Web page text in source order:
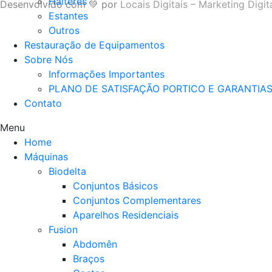
Estantes
Outros
Restauração de Equipamentos
Sobre Nós
Informações Importantes
PLANO DE SATISFAÇÃO PORTICO E GARANTIAS
Contato
Menu
Home
Máquinas
Biodelta
Conjuntos Básicos
Conjuntos Complementares
Aparelhos Residenciais
Fusion
Abdomên
Braços
Desenvolvido com 💚 por Locais Digitais – Marketing